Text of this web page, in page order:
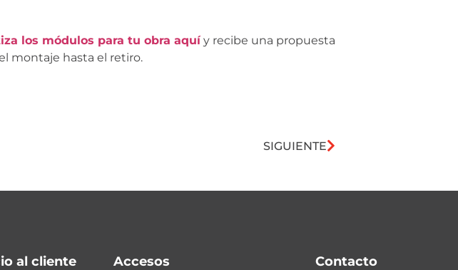
los módulos para tu obra aquíy recibe una propuesta
montaje hasta el retiro.
SIGUIENTE
al cliente Accesos Contacto